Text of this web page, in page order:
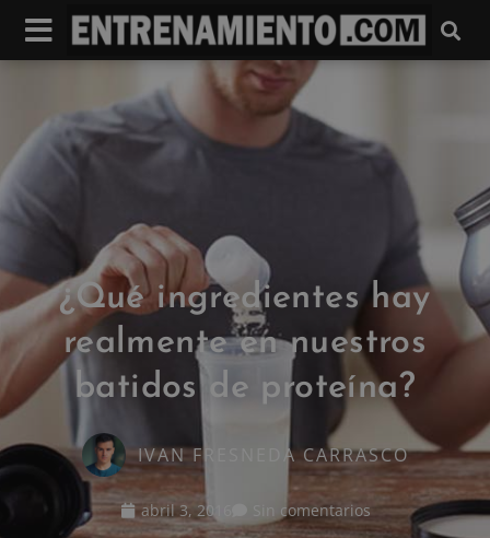
¿Qué ingredientes hay
realmente en nuestros
batidos de proteína?
IVAN FRESNEDA CARRASCO
abril 3, 2016 Sin comentarios